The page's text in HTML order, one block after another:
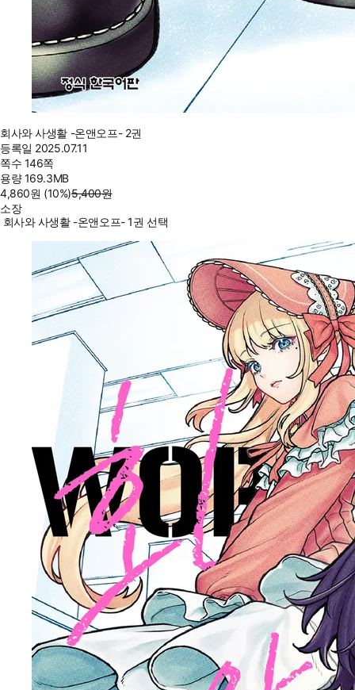
회사와 사생활 -온앤오프- 2권
등록일 2025.07.11
쪽수 146쪽
용량169.3MB
4,860원 (10%)5,400원
소장
회사와 사생활 -온앤오프- 1권 선택